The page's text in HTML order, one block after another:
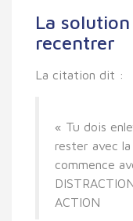
La
recentrer
La citation dit :
« Tu dois
rester avec
commence
ACTION